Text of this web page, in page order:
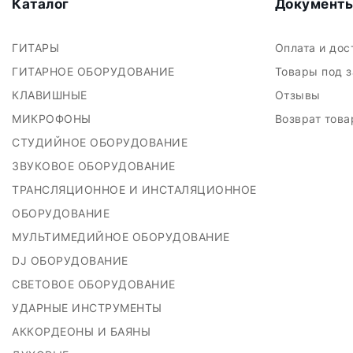
Каталог
ГИТАРЫ
ГИТАРНОЕ ОБОРУДОВАНИЕ
КЛАВИШНЫЕ
МИКРОФОНЫ
СТУДИЙНОЕ ОБОРУДОВАНИЕ
ЗВУКОВОЕ ОБОРУДОВАНИЕ
ТРАНСЛЯЦИОННОЕ И ИНСТАЛЯЦИОННОЕ
ОБОРУДОВАНИЕ
МУЛЬТИМЕДИЙНОЕ ОБОРУДОВАНИЕ
DJ ОБОРУДОВАНИЕ
СВЕТОВОЕ ОБОРУДОВАНИЕ
УДАРНЫЕ ИНСТРУМЕНТЫ
АККОРДЕОНЫ И БАЯНЫ
Оплата и
Товары под
Отзывы
Возврат